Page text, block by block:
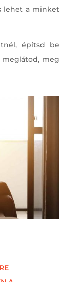
lehet a minket
építsd be
meglátod, meg